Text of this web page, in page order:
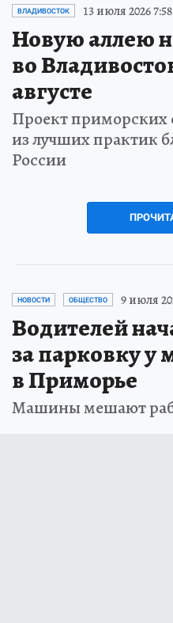
ВЛАДИВОСТОК 13 июля 2026 7:58
Новую аллею
во
августе
Проект приморских
из лучших практик
России
НОВОСТИ ОБЩЕСТВО 9 июля
Водителей
за парковку у
в Приморье
Машины мешают